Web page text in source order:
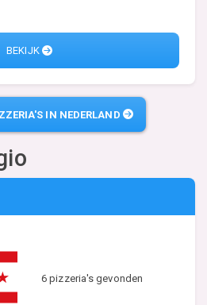
BEKIJK
IN NEDERLAND
6 pizzeria's gevonden